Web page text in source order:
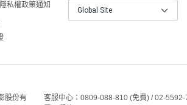
私權政策通知
Global Site
股份有
客服中心：0809-088-810 (免費) / 02-